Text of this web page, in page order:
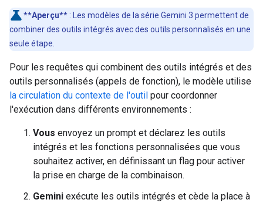
**Aperçu** : Les modèles de la série Gemini 3 permettent de
combiner des outils intégrés avec des outils personnalisés en une
seule étape.
Pour les requêtes qui combinent des outils intégrés et des
outils personnalisés (appels de fonction), le modèle utilise
la circulation du contexte de l'outil pour coordonner
l'exécution dans différents environnements :
Vous envoyez un prompt et déclarez les outils
intégrés et les fonctions personnalisées que vous
souhaitez activer, en définissant un flag pour activer
la prise en charge de la combinaison.
Gemini exécute les outils intégrés et cède la place à